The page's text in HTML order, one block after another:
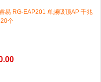
易 RG-EAP201 单频吸顶AP 千兆
个